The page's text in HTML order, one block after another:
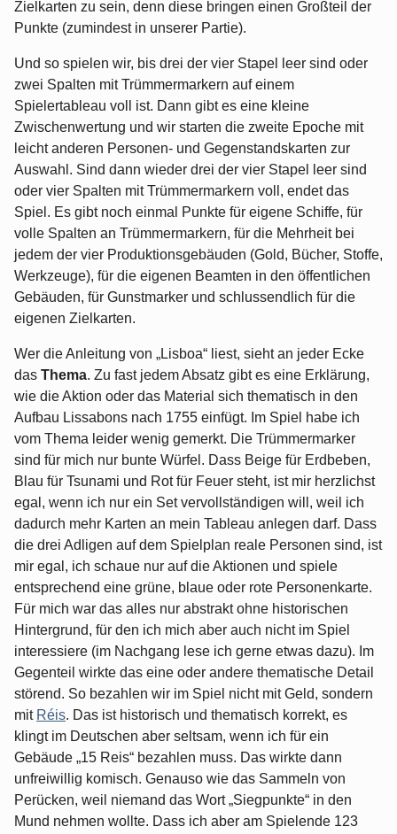
Zielkarten zu sein, denn diese bringen einen Großteil der
Punkte (zumindest in unserer Partie).
Und so spielen wir, bis drei der vier Stapel leer sind oder
zwei Spalten mit Trümmermarkern auf einem
Spielertableau voll ist. Dann gibt es eine kleine
Zwischenwertung und wir starten die zweite Epoche mit
leicht anderen Personen- und Gegenstandskarten zur
Auswahl. Sind dann wieder drei der vier Stapel leer sind
oder vier Spalten mit Trümmermarkern voll, endet das
Spiel. Es gibt noch einmal Punkte für eigene Schiffe, für
volle Spalten an Trümmermarkern, für die Mehrheit bei
jedem der vier Produktionsgebäuden (Gold, Bücher, Stoffe,
Werkzeuge), für die eigenen Beamten in den öffentlichen
Gebäuden, für Gunstmarker und schlussendlich für die
eigenen Zielkarten.
Wer die Anleitung von „Lisboa“ liest, sieht an jeder Ecke
das Thema. Zu fast jedem Absatz gibt es eine Erklärung,
wie die Aktion oder das Material sich thematisch in den
Aufbau Lissabons nach 1755 einfügt. Im Spiel habe ich
vom Thema leider wenig gemerkt. Die Trümmermarker
sind für mich nur bunte Würfel. Dass Beige für Erdbeben,
Blau für Tsunami und Rot für Feuer steht, ist mir herzlichst
egal, wenn ich nur ein Set vervollständigen will, weil ich
dadurch mehr Karten an mein Tableau anlegen darf. Dass
die drei Adligen auf dem Spielplan reale Personen sind, ist
mir egal, ich schaue nur auf die Aktionen und spiele
entsprechend eine grüne, blaue oder rote Personenkarte.
Für mich war das alles nur abstrakt ohne historischen
Hintergrund, für den ich mich aber auch nicht im Spiel
interessiere (im Nachgang lese ich gerne etwas dazu). Im
Gegenteil wirkte das eine oder andere thematische Detail
störend. So bezahlen wir im Spiel nicht mit Geld, sondern
mit Réis. Das ist historisch und thematisch korrekt, es
klingt im Deutschen aber seltsam, wenn ich für ein
Gebäude „15 Reis“ bezahlen muss. Das wirkte dann
unfreiwillig komisch. Genauso wie das Sammeln von
Perücken, weil niemand das Wort „Siegpunkte“ in den
Mund nehmen wollte. Dass ich aber am Spielende 123